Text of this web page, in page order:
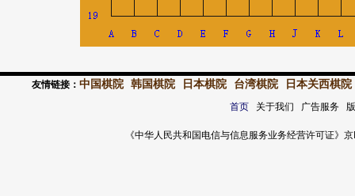
友情链接： 中国棋院 韩国棋院 日本棋院 台湾棋院 日本关西棋院
首页关于我们 广告服务
《中华人民共和国电信与信息服务业务经营许可证